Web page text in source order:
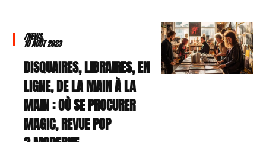
/NEWS
10 AOÛT 2023
DISQUAIRES, LIBRAIRES, EN
LIGNE, DE LA MAIN À LA
MAIN : OÙ SE PROCURER
MAGIC, REVUE POP